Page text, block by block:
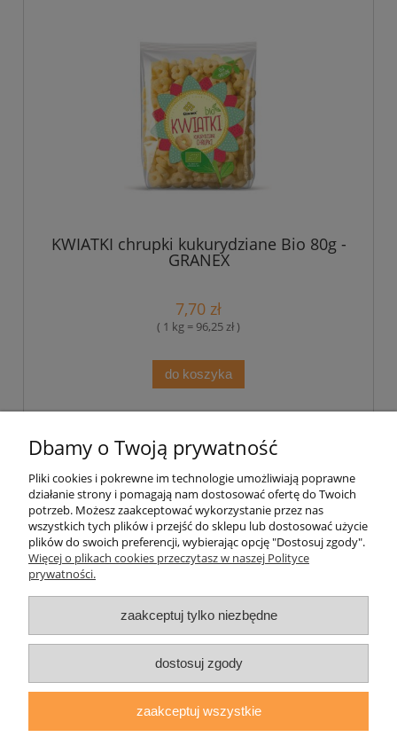
KWIATKI chrupki kukurydziane Bio 80g -
GRANEX
7,70 zł
( 1 kg = 96,25 zł )
do koszyka
3
Pomoc
Moje konto
Informacje
O nas
ul. Grodzka Nr 23, 67-200 Głogów | woj. dolnośląskie
| tel.: 513093168 | email:sklep@daryziol.pl| NIP: 6921579498 |
Dbamy o Twoją prywatność
Pliki cookies i pokrewne im technologie umożliwiają poprawne
działanie strony i pomagają nam dostosować ofertę do Twoich
potrzeb. Możesz zaakceptować wykorzystanie przez nas
wszystkich tych plików i przejść do sklepu lub dostosować użycie
plików do swoich preferencji, wybierając opcję "Dostosuj zgody".
Więcej o plikach cookies przeczytasz w naszej Polityce
prywatności.
zaakceptuj tylko niezbędne
dostosuj zgody
zaakceptuj wszystkie